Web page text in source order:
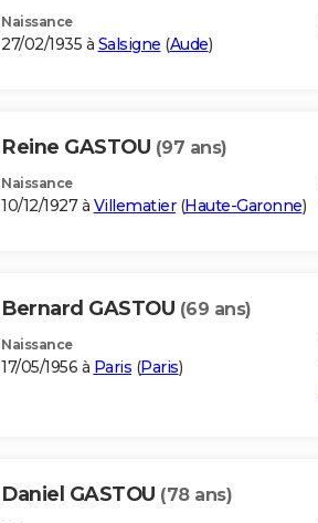
Naissance
27/02/1935 à Salsigne (Aude)
Reine GASTOU (97 ans)
Naissance
10/12/1927 à Villematier(Haute-Garonne)
Bernard GASTOU (69 ans)
Naissance
17/05/1956 à Paris (Paris)
Daniel GASTOU (78 ans)